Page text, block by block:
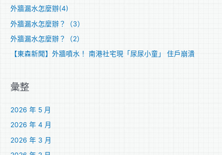
外牆漏水怎麼辦(4)
外牆漏水怎麼辦？（3）
外牆漏水怎麼辦？（2）
【東森新聞】外牆噴水！ 南港社宅現「尿尿小童」 住戶崩潰
彙整
2026 年 5 月
2026 年 4 月
2026 年 3 月